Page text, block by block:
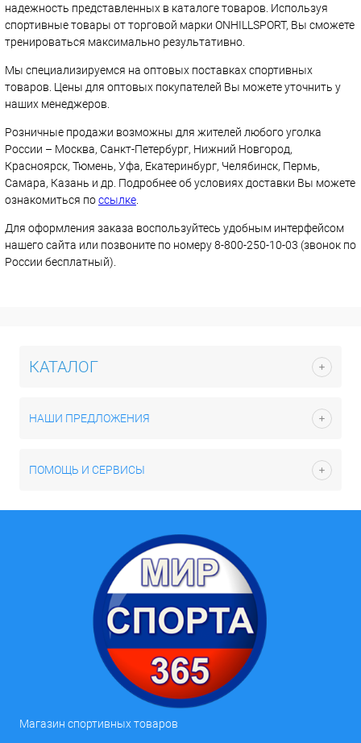
надежность представленных в каталоге товаров. Используя
спортивные товары от торговой марки ONHILLSPORT, Вы сможете
тренироваться максимально результативно.
Мы специализируемся на оптовых поставках спортивных
товаров. Цены для оптовых покупателей Вы можете уточнить у
наших менеджеров.
Розничные продажи возможны для жителей любого уголка
России – Москва, Санкт-Петербург, Нижний Новгород,
Красноярск, Тюмень, Уфа, Екатеринбург, Челябинск, Пермь,
Самара, Казань и др. Подробнее об условиях доставки Вы можете
ознакомиться поссылке
Для оформления заказа воспользуйтесь удобным интерфейсом
нашего сайта или позвоните по номеру 8-800-250-10-03 (звонок по
России бесплатный).
КАТАЛОГ
НАШИ ПРЕДЛОЖЕНИЯ
ПОМОЩЬ И СЕРВИСЫ
Магазин спортивных товаров